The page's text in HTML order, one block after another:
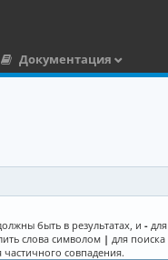
Документация
быть в результатах, и - для
слова символом | для поиска
совпадения.